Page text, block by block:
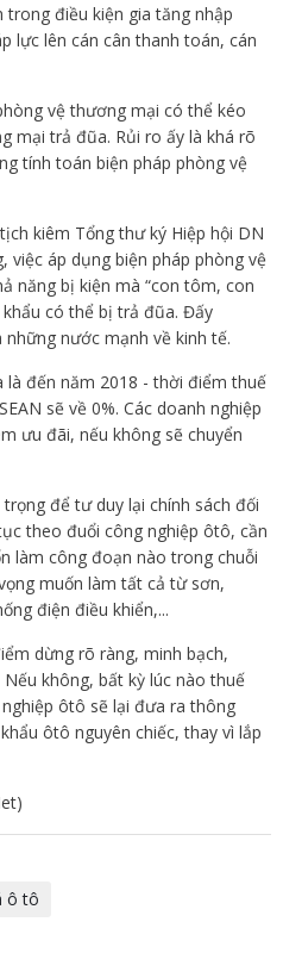
điều kiện gia tăng nhập
lực lên cán cân thanh toán, cán
vệ thương mại có thể kéo
mại trả đũa. Rủi ro ấy là khá rõ
tính toán biện pháp phòng vệ
kiêm Tổng thư ký Hiệp hội DN
việc áp dụng biện pháp phòng vệ
năng bị kiện mà “con tôm, con
có thể bị trả đũa. Đấy
nước mạnh về kinh tế.
là đến năm 2018 - thời điểm thuế
sẽ về 0%. Các doanh nghiệp
ưu đãi, nếu không sẽ chuyển
để tư duy lại chính sách đối
theo đuổi công nghiệp ôtô, cần
làm công đoạn nào trong chuỗi
muốn làm tất cả từ sơn,
điện điều khiển,...
dừng rõ ràng, minh bạch,
không, bất kỳ lúc nào thuế
ôtô sẽ lại đưa ra thông
ôtô nguyên chiếc, thay vì lắp
ô tô